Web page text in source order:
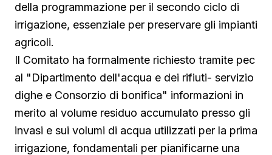
della programmazione per il secondo ciclo di
irrigazione, essenziale per preservare gli impianti
agricoli.
Il Comitato ha formalmente richiesto tramite pec
al "Dipartimento dell'acqua e dei rifiuti- servizio
dighe e Consorzio di bonifica" informazioni in
merito al volume residuo accumulato presso gli
invasi e sui volumi di acqua utilizzati per la prima
irrigazione, fondamentali per pianificarne una